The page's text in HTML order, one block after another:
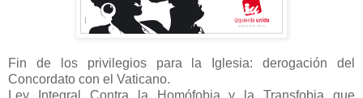
Fin de los privilegios para la Iglesia: derogación del
Concordato con el Vaticano.
Ley Integral Contra la Homófobia y la Transfobia que